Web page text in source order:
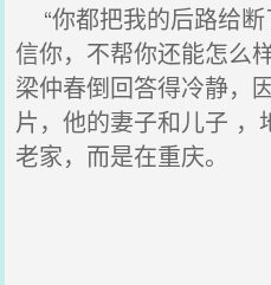
“你都把我的后路给
信你，不帮你还能怎么
梁仲春倒回答得冷静，
片，他的妻子和儿子 ，
老家，而是在重庆。